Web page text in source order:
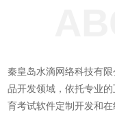
秦皇岛水滴网络科技有
品开发领域，依托专业
育考试软件定制开发和